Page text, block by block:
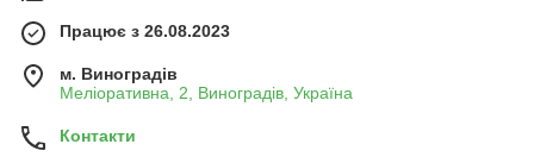
Працює з 26.08.2023
м. Виноградів
Меліоративна, 2, Виноградів, Україна
Контакти